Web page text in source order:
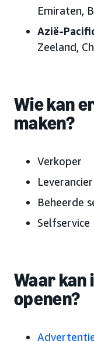
Emiraten,
Azië-
Zeeland,
Wie kan
maken?
Verkoper
Leverancier
Beheerde
Selfservice
Waar kan
openen?